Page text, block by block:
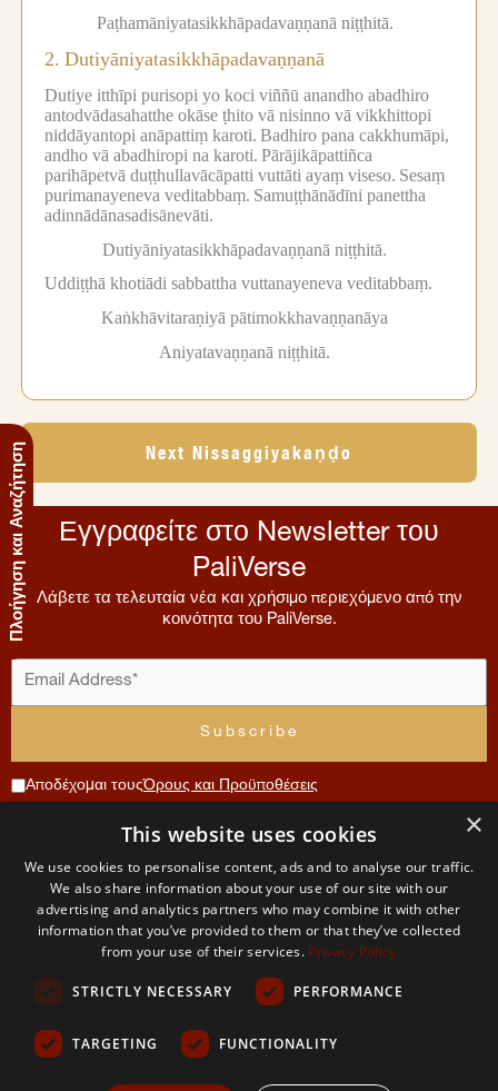
Πλοήγηση και Αναζήτηση
Paṭhamāniyatasikkhāpadavaṇṇanā niṭṭhitā.
2. Dutiyāniyatasikkhāpadavaṇṇanā
Dutiye itthīpi purisopi yo koci viññū anandho abadhiro
antodvādasahatthe okāse ṭhito vā nisinno vā vikkhittopi
niddāyantopi anāpattiṃ karoti. Badhiro pana cakkhumāpi,
andho vā abadhiropi na karoti. Pārājikāpattiñca
parihāpetvā duṭṭhullavācāpatti vuttāti ayaṃ viseso. Sesaṃ
purimanayeneva veditabbaṃ. Samuṭṭhānādīni panettha
adinnādānasadisānevāti.
Dutiyāniyatasikkhāpadavaṇṇanā niṭṭhitā.
Uddiṭṭhā khotiādi sabbattha vuttanayeneva veditabbaṃ.
Kaṅkhāvitaraṇiyā pātimokkhavaṇṇanāya
Aniyatavaṇṇanā niṭṭhitā.
Next Nissaggiyakaṇḍo
Εγγραφείτε στο Newsletter του
PaliVerse
Λάβετε τα τελευταία νέα και χρήσιμο περιεχόμενο από την
κοινότητα του PaliVerse.
Αποδέχομαι τουςΌρους και Προϋποθέσεις
The
PaliVerse
Μενού
Αρχική
Σχετικά
με εμάς
ομάδα
Συνεισφορά
ΕπικοινωνίαΛογαριασμός
Αίτηση
μέλους
Ο
λογαριασμός
Όροι
Χρήσης
και
Απορρήτου
Όροι και
×
This website uses cookies
We use cookies to personalise content, ads and to analyse our traffic.
We also share information about your use of our site with our
advertising and analytics partners who may combine it with other
information that you’ve provided to them or that they’ve collected
from your use of their services. Privacy Policy
STRICTLY NECESSARY PERFORMANCE
TARGETING FUNCTIONALITY